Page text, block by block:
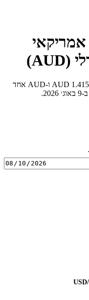
אמריקאי
USD אחד הוא 1.415 AUD ו-AUD אחד